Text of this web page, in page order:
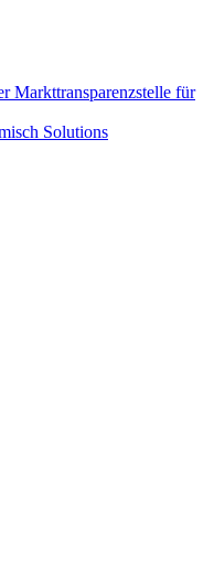
Markttransparenzstelle für
Solutions